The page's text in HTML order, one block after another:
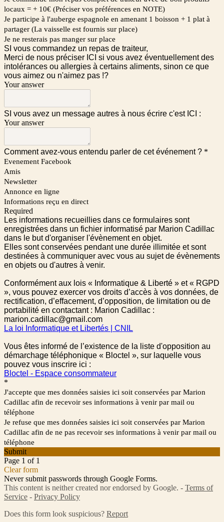
locaux = + 10€ (Préciser vos préférences en NOTE)
Je participe à l'auberge espagnole en amenant 1 boisson + 1 plat à
partager (La vaisselle est fournis sur place)
Je ne resterais pas manger sur place
SI vous commandez un repas de traiteur,
Merci de nous préciser ICI si vous avez éventuellement des
intolérances ou allergies à certains aliments, sinon ce que
vous aimez ou n'aimez pas !?
Your answer
SI vous avez un message autres à nous écrire c'est ICI :
Your answer
Comment avez-vous entendu parler de cet événement ? *
Evenement Facebook
Amis
Newsletter
Annonce en ligne
Informations reçu en direct
Required
Les informations recueillies dans ce formulaires sont
enregistrées dans un fichier informatisé par Marion Cadillac
dans le but d'organiser l'évènement en objet.
Elles sont conservées pendant une durée illimitée et sont
destinées à communiquer avec vous au sujet de évènements
en objets ou d'autres à venir.
Conformément aux lois « Informatique & Liberté » et « RGPD
», vous pouvez exercer vos droits d’accès à vos données, de
rectification, d’effacement, d’opposition, de limitation ou de
portabilité en contactant : Marion Cadillac :
marion.cadillac@gmail.com
La loi Informatique et Libertés | CNIL
Vous êtes informé de l’existence de la liste d'opposition au
démarchage téléphonique « Bloctel », sur laquelle vous
pouvez vous inscrire ici :
Bloctel - Espace consommateur
*
J'accepte que mes données saisies ici soit conservées par Marion
Cadillac afin de recevoir ses informations à venir par mail ou
téléphone
Je refuse que mes données saisies ici soit conservées par Marion
Cadillac afin de ne pas recevoir ses informations à venir par mail ou
téléphone
Submit
Page 1 of 1
Clear form
Never submit passwords through Google Forms.
This content is neither created nor endorsed by Google. - Terms of
Service - Privacy Policy
Does this form look suspicious? Report